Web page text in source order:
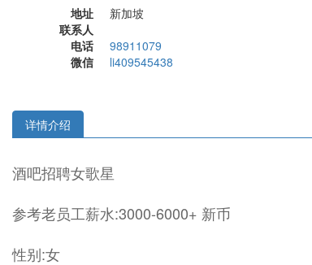
地址
新加坡
联系人
电话
98911079
微信
li409545438
详情介绍
酒吧招聘女歌星
参考老员工薪水:3000-6000+ 新币
性别:女